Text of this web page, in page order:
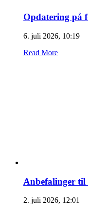
Opdatering på
6. juli 2026, 10:19
Read More
Anbefalinger til
2. juli 2026, 12:01